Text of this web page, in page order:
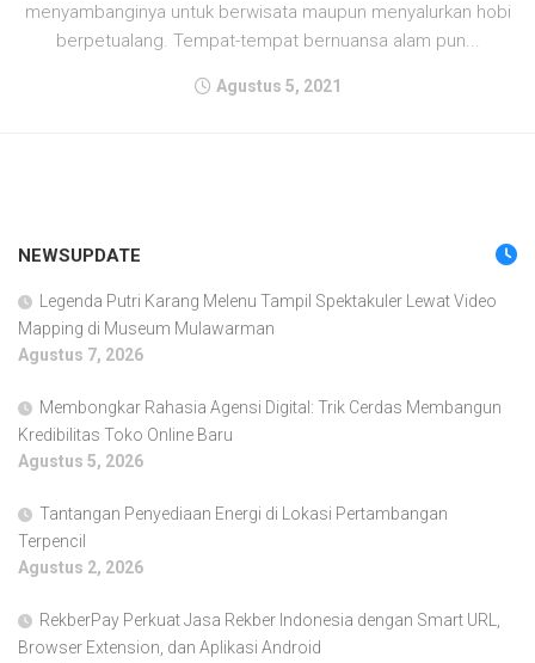
menyambanginya untuk berwisata maupun menyalurkan hobi
berpetualang. Tempat-tempat bernuansa alam pun...
Agustus 5, 2021
NEWSUPDATE
Legenda Putri Karang Melenu Tampil Spektakuler Lewat Video
Mapping di Museum Mulawarman
Agustus 7, 2026
Membongkar Rahasia Agensi Digital: Trik Cerdas Membangun
Kredibilitas Toko Online Baru
Agustus 5, 2026
Tantangan Penyediaan Energi di Lokasi Pertambangan
Terpencil
Agustus 2, 2026
RekberPay Perkuat Jasa Rekber Indonesia dengan Smart URL,
Browser Extension, dan Aplikasi Android